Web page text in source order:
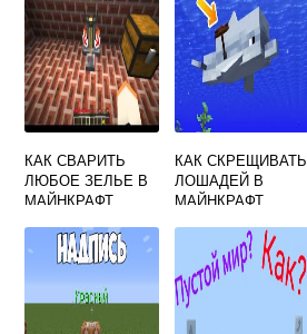
КАК СВАРИТЬ
ЛЮБОЕ ЗЕЛЬЕ В
МАЙНКРАФТ
КАК СКРЕЩИВАТЬ
ЛОШАДЕЙ В
МАЙНКРАФТ